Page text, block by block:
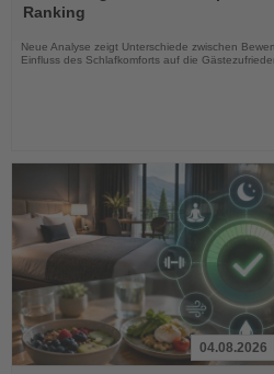
die
Nachrichten
Ranking
Neue Analyse zeigt Unterschiede zwischen
Einfluss des Schlafkomforts auf die
04.08.2026